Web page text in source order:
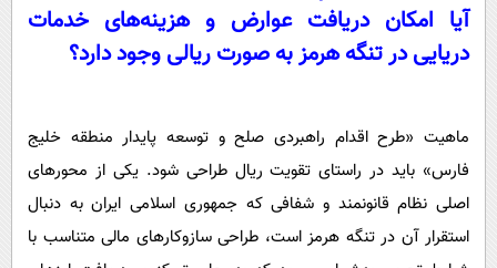
آیا امکان دریافت عوارض و هزینه‌های خدمات
دریایی در تنگه هرمز به صورت ریالی وجود دارد؟
ماهیت «طرح اقدام راهبردی صلح و توسعه پایدار منطقه خلیج
فارس» باید در راستای تقویت ریال طراحی شود. یکی از محورهای
اصلی نظام قانونمند و شفافی که جمهوری اسلامی ایران به دنبال
استقرار آن در تنگه هرمز است، طراحی سازوکارهای مالی متناسب با